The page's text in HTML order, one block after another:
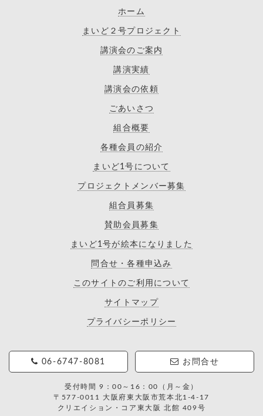
ホーム
まいど２号プロジェクト
講演会のご案内
講演実績
講演会の依頼
ごあいさつ
組合概要
各種会員の紹介
まいど1号について
プロジェクトメンバー募集
組合員募集
賛助会員募集
まいど1号が絵本になりました
問合せ・各種申込み
このサイトのご利用について
サイトマップ
プライバシーポリシー
06-6747-8081 お問合せ
受付時間 9：00～16：00（月～金）
〒577-0011 大阪府東大阪市荒本北1-4-17
クリエイション・コア東大阪 北館 409号